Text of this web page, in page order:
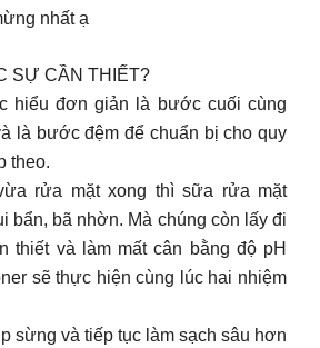
nhất ạ
SỰ CẦN THIẾT?
hiểu đơn giản là bước cuối cùng
là bước đệm để chuẩn bị cho quy
theo.
rửa mặt xong thì sữa rửa mặt
bẩn, bã nhờn. Mà chúng còn lấy đi
thiết và làm mất cân bằng độ pH
sẽ thực hiện cùng lúc hai nhiệm
sừng và tiếp tục làm sạch sâu hơn